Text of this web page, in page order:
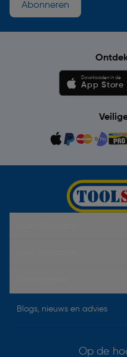
Abonneren
Downloaden in de
App Store
Blogs, nieuws en advies
Op de